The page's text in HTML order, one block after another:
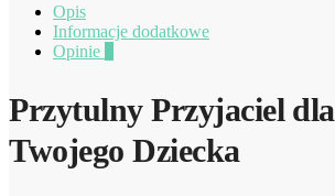
Opis
Informacje dodatkowe
Opinie
Przytulny Przyjaciel⁤ dla
Twojego Dziecka